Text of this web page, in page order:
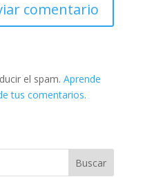
el spam. Aprende
tus comentarios.